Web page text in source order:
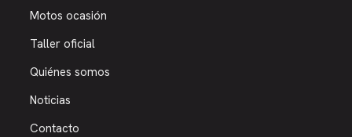
Motos ocasión
Taller oficial
Quiénes somos
Noticias
Contacto